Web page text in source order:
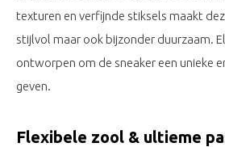
texturen en verfijnde stiksels maakt
stijlvol maar ook bijzonder duurzaam.
ontworpen om de sneaker een unieke
geven.
Flexibele zool & ultieme